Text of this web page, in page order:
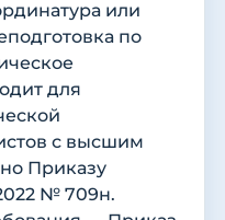
или
по
для
с высшим
Приказу
№ 709н.